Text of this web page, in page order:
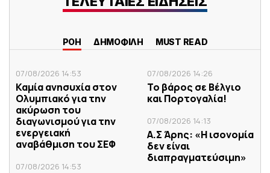
ΡΟΗ ΔΗΜΟΦΙΛΗ MUST READ
07/08/2026 14:53
Καμία ανησυχία στον
Ολυμπιακό για την
ακύρωση του
διαγωνισμού για την
ενεργειακή
αναβάθμιση του ΣΕΦ
07/08/2026 14:53
07/08/2026 14:26
Το βάρος σε Βέλγιο
και Πορτογαλία!
07/08/2026 14:13
Α.Σ Άρης: «Η ισονομία
δεν είναι
διαπραγματεύσιμη»